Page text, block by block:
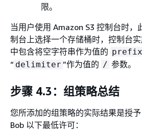
限。
当用户使用 Amazon S3 控制台时，
制台上选择一个存储桶时，控制台
中包含将空字符串作为值的 prefix
“ delimiter ”作为值的 / 参数。
步骤 4.3：组策略总结
您所添加的组策略的实际结果是授
Bob 以下最低许可：